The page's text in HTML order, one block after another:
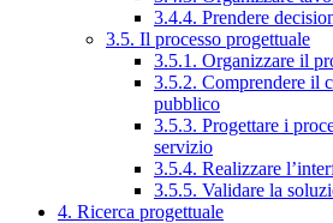
3.4.4. Prendere
3.5. Il processo progettuale
3.5.1. Organizzare il
3.5.2. Comprendere il
pubblico
3.5.3. Progettare i
servizio
3.5.4. Realizzare
3.5.5. Validare la
4. Ricerca progettuale